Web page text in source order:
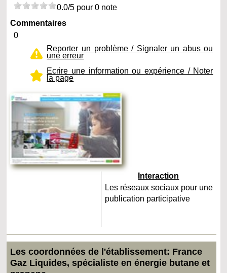
0.0/5 pour 0 note
Commentaires
0
Reporter un problème / Signaler un abus ou
une erreur
Ecrire une information ou expérience / Noter
la page
Interaction
Les réseaux sociaux pour une
publication participative
Les coordonnées de l'établissement: France
Gaz Liquides, spécialiste en énergie butane et